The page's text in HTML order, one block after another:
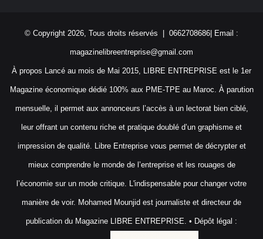
© Copyright 2026, Tous droits réservés | 0662708686| Email :
magazinelibreentreprise@gmail.com
À propos Lancé au mois de Mai 2015, LIBRE ENTREPRISE est le 1er
Magazine économique dédié 100% aux PME-TPE au Maroc. À parution
mensuelle, il permet aux annonceurs l’accès à un lectorat bien ciblé,
leur offrant un contenu riche et pratique doublé d’un graphisme et
impression de qualité. Libre Entreprise vous permet de décrypter et
mieux comprendre le monde de l’entreprise et les rouages de
l’économie sur un mode critique. L'indispensable pour changer votre
manière de voir. Mohamed Mounjid est journaliste et directeur de
publication du Magazine LIBRE ENTREPRISE. • Dépôt légal :